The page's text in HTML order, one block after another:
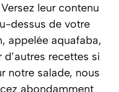
leur contenu
dessus de votre
appelée aquafaba,
recettes si
notre salade, nous
abondamment